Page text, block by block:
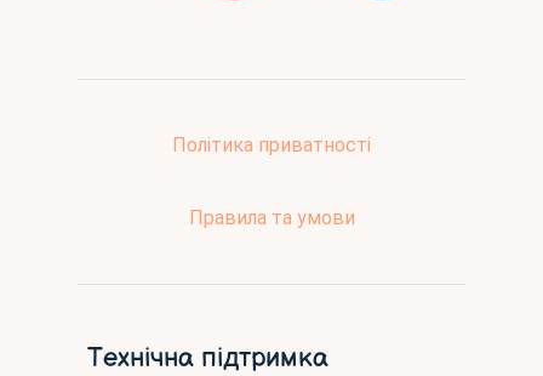
Політика приватності
Правила та умови
Технічна підтримка